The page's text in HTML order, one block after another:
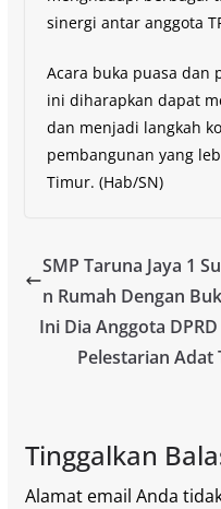
sinergi antar anggota
Acara buka puasa dan
ini diharapkan dapat
dan menjadi langkah
pembangunan yang
Timur. (Hab/SN)
SMP Taruna Jaya 1
n Rumah Dengan
Ini Dia Anggota
Pelestarian
Tinggalkan
Alamat email Anda